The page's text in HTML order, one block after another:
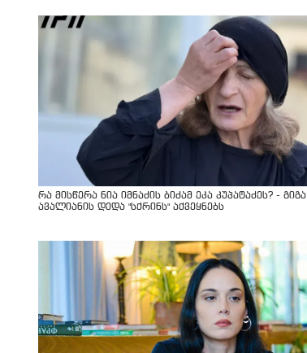
რა მისწერა ნია იმნაძის ბიძამ ეკა კუპატაძეს? - გიგა
ავალიანის დედა "სქრინს" აქვეყნებს